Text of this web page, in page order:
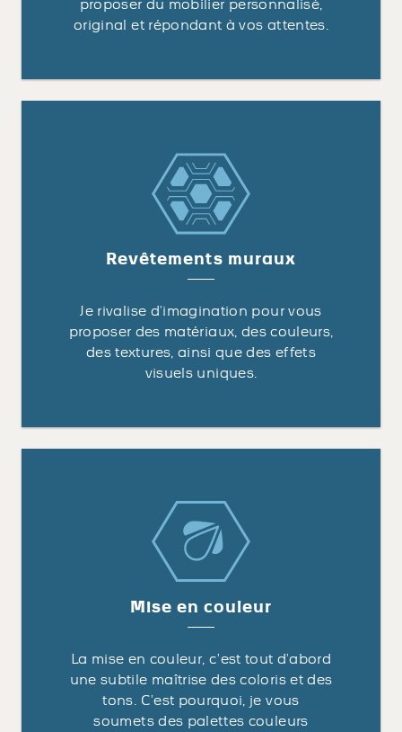
proposer du mobilier personnalisé,
original et répondant à vos attentes.
Revêtements muraux
Je rivalise d’imagination pour vous
proposer des matériaux, des couleurs,
des textures, ainsi que des effets
visuels uniques.
Mise en couleur
La mise en couleur, c’est tout d’abord
une subtile maîtrise des coloris et des
tons. C’est pourquoi, je vous
soumets des palettes couleurs